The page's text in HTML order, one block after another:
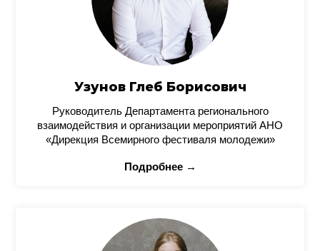
Узунов Глеб Борисович
Руководитель Департамента регионального
взаимодействия и организации мероприятий АНО
«Дирекция Всемирного фестиваля молодежи»
Подробнее →